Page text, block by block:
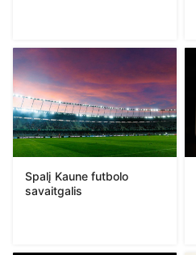
Spalį Kaune futbolo
savaitgalis